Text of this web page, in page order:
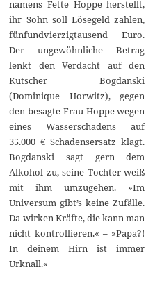
namens Fette Hoppe herstellt,
ihr Sohn soll Lösegeld zahlen,
fünfundvierzigtausend Euro.
Der ungewöhnliche Betrag
lenkt den Verdacht auf den
Kutscher Bogdanski
(Dominique Horwitz), gegen
den besagte Frau Hoppe wegen
eines Wasserschadens auf
35.000 € Schadensersatz klagt.
Bogdanski sagt gern dem
Alkohol zu, seine Tochter weiß
mit ihm umzugehen. »Im
Universum gibt’s keine Zufälle.
Da wirken Kräfte, die kann man
nicht kontrollieren.« – »Papa?!
In deinem Hirn ist immer
Urknall.«